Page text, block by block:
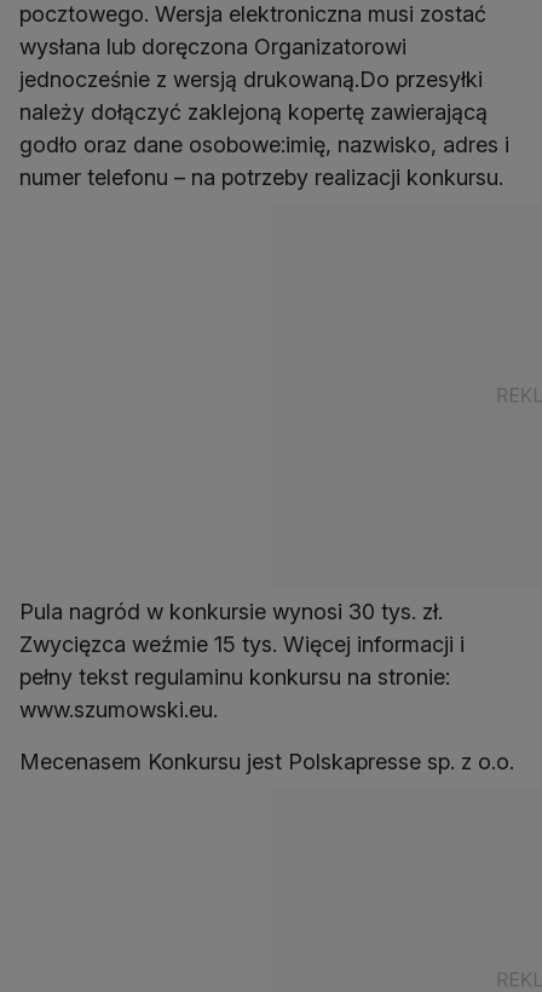
pocztowego. Wersja elektroniczna musi zostać
wysłana lub doręczona Organizatorowi
jednocześnie z wersją drukowaną.Do przesyłki
należy dołączyć zaklejoną kopertę zawierającą
godło oraz dane osobowe:imię, nazwisko, adres i
numer telefonu – na potrzeby realizacji konkursu.
Pula nagród w konkursie wynosi 30 tys. zł.
Zwycięzca weźmie 15 tys. Więcej informacji i
pełny tekst regulaminu konkursu na stronie:
www.szumowski.eu.
Mecenasem Konkursu jest Polskapresse sp. z o.o.